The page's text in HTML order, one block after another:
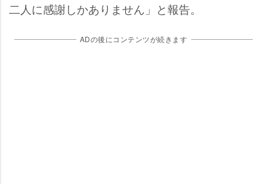
二人に感謝しかありません」と報告。
ADの後にコンテンツが続きます